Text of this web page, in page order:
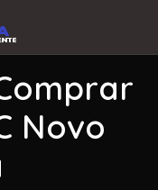
Novo